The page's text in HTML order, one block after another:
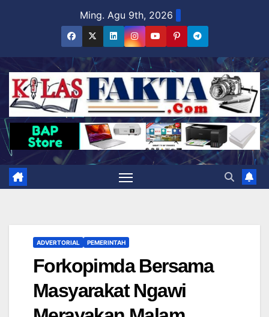
Ming. Agu 9th, 2026
ADVERTORIAL PEMERINTAH
Forkopimda Bersama
Masyarakat Ngawi